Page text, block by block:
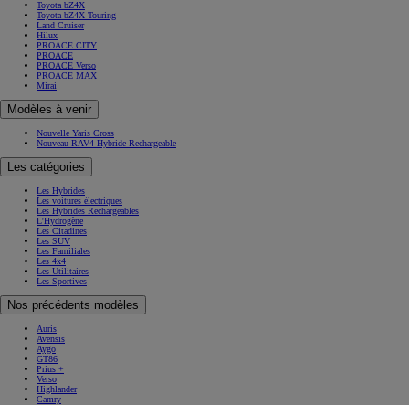
Toyota bZ4X
Toyota bZ4X Touring
Land Cruiser
Hilux
PROACE CITY
PROACE
PROACE Verso
PROACE MAX
Mirai
Modèles à venir
Nouvelle Yaris Cross
Nouveau RAV4 Hybride Rechargeable
Les catégories
Les Hybrides
Les voitures électriques
Les Hybrides Rechargeables
L'Hydrogène
Les Citadines
Les SUV
Les Familiales
Les 4x4
Les Utilitaires
Les Sportives
Nos précédents modèles
Auris
Avensis
Aygo
GT86
Prius +
Verso
Highlander
Camry